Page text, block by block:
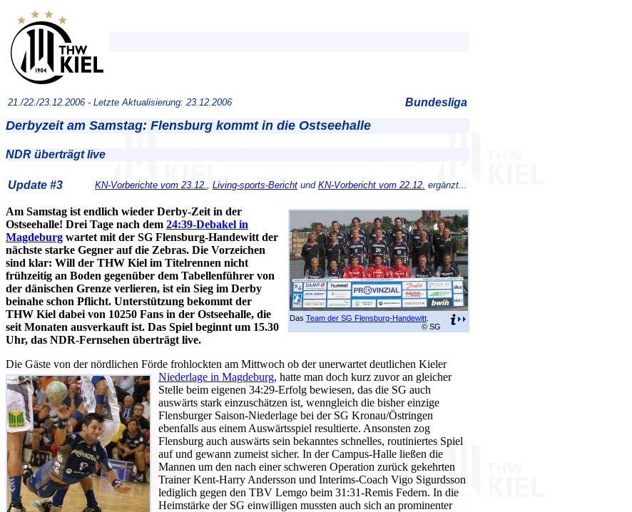
21./22./23.12.2006 - Letzte Aktualisierung: 23.12.2006 Bundesliga
Derbyzeit am Samstag: Flensburg kommt in die Ostseehalle
NDR überträgt live
Update #3 KN-Vorberichte vom 23.12. Living-sports-Bericht und KN-Vorbericht vom 22.12. ergänzt...
Das Team der SG Flensburg-Handewitt
© SG
Am Samstag ist endlich wieder Derby-Zeit in der
Ostseehalle! Drei Tage nach dem 24:39-Debakel in
Magdeburg wartet mit der SG Flensburg-Handewitt der
nächste starke Gegner auf die Zebras. Die Vorzeichen
sind klar: Will der THW Kiel im Titelrennen nicht
frühzeitig an Boden gegenüber dem Tabellenführer von
der dänischen Grenze verlieren, ist ein Sieg im Derby
beinahe schon Pflicht. Unterstützung bekommt der
THW Kiel dabei von 10250 Fans in der Ostseehalle, die
seit Monaten ausverkauft ist. Das Spiel beginnt um 15.30
Uhr, das NDR-Fernsehen überträgt live.
Die Gäste von der nördlichen Förde frohlockten am Mittwoch ob der unerwartet deutlichen Kieler
Niederlage in Magdeburg, hatte man doch kurz zuvor an gleicher
Stelle beim eigenen 34:29-Erfolg bewiesen, das die SG auch
auswärts stark einzuschätzen ist, wenngleich die bisher einzige
Flensburger Saison-Niederlage bei der SG Kronau/Östringen
ebenfalls aus einem Auswärtsspiel resultierte. Ansonsten zog
Flensburg auch auswärts sein bekanntes schnelles, routiniertes Spiel
auf und gewann zumeist sicher. In der Campus-Halle ließen die
Mannen um den nach einer schweren Operation zurück gekehrten
Trainer Kent-Harry Andersson und Interims-Coach Vigo Sigurdsson
lediglich gegen den TBV Lemgo beim 31:31-Remis Federn. In die
Heimstärke der SG einwilligen mussten auch sich an prominenter